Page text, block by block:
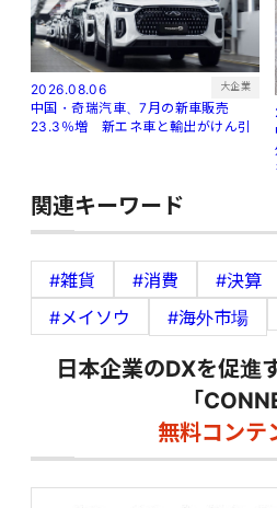
2026.08.06 大企業
中国・奇瑞汽車、7月の新車販売
23.3％増 新エネ車と輸出がけん引
関連キーワード
#雑貨 #消費 #決算
#メイソウ
#海外市場
日本企業のDXを促進
「
無料コンテ